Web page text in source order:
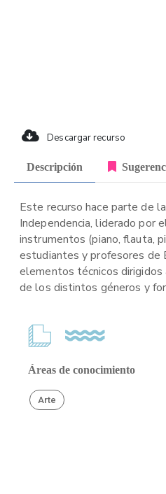
Descargar recurso
Descripción
Este recurso hace parte de
Independencia, liderado por
instrumentos (piano, flauta,
estudiantes y profesores de
elementos técnicos dirigidos
de los distintos géneros y
Áreas de conocimiento
Arte